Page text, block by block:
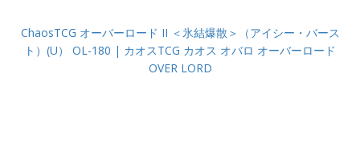
ChaosTCG オーバーロード II ＜氷結爆散＞（アイシー・バース
ト）(U） OL-180 | カオスTCG カオス オバロ オーバーロード
OVER LORD